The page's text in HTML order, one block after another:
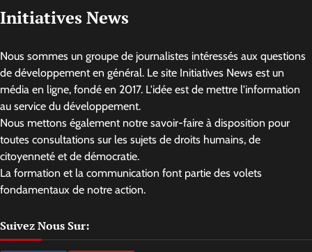
Initiatives News
Nous sommes un groupe de journalistes intéressés aux questions
de développement en général. Le site Initiatives News est un
média en ligne, fondé en 2017. L'idée est de mettre l'information
au service du développement.
Nous mettons également notre savoir-faire à disposition pour
toutes consultations sur les sujets de droits humains, de
citoyenneté et de démocratie.
La formation et la communication font partie des volets
fondamentaux de notre action.
Suivez Nous Sur: